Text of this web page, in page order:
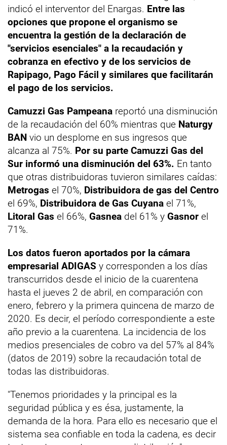
indicó el interventor del Enargas. Entre las
opciones que propone el organismo se
encuentra la gestión de la declaración de
"servicios esenciales" a la recaudación y
cobranza en efectivo y de los servicios de
Rapipago, Pago Fácil y similares que facilitarán
el pago de los servicios.
Camuzzi Gas Pampeana reportó una disminución
de la recaudación del 60% mientras que Naturgy
BAN vio un desplome en sus ingresos que
alcanza al 75%. Por su parte Camuzzi Gas del
Sur informó una disminución del 63%. En tanto
que otras distribuidoras tuvieron similares caídas:
Metrogas el 70%, Distribuidora de gas del Centro
el 69%, Distribuidora de Gas Cuyana el 71%,
Litoral Gas el 66%, Gasnea del 61% y Gasnor el
71%.
Los datos fueron aportados por la cámara
empresarial ADIGAS y corresponden a los días
transcurridos desde el inicio de la cuarentena
hasta el jueves 2 de abril, en comparación con
enero, febrero y la primera quincena de marzo de
2020. Es decir, el período correspondiente a este
año previo a la cuarentena. La incidencia de los
medios presenciales de cobro va del 57% al 84%
(datos de 2019) sobre la recaudación total de
todas las distribuidoras.
"Tenemos prioridades y la principal es la
seguridad pública y es ésa, justamente, la
demanda de la hora. Para ello es necesario que el
sistema sea confiable en toda la cadena, es decir